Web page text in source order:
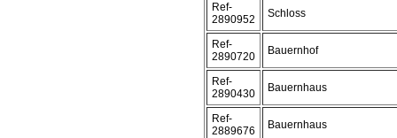
Ref-
2890952
Schloss
Ref-
2890720
Bauernhof
Ref-
2890430
Bauernhaus
Ref-
2889676
Bauernhaus